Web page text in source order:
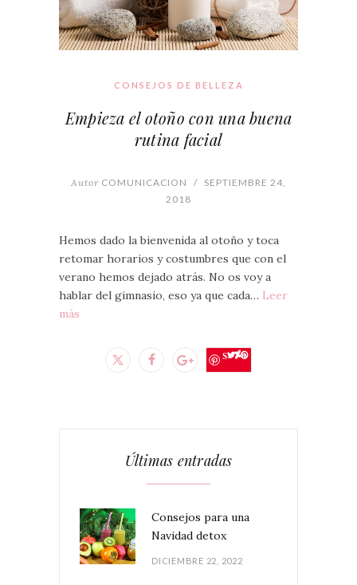
CONSEJOS DE BELLEZA
Empieza el otoño con una buena
rutina facial
Autor COMUNICACION / SEPTIEMBRE 24,
2018
Hemos dado la bienvenida al otoño y toca
retomar horarios y costumbres que con el
verano hemos dejado atrás. No os voy a
hablar del gimnasio, eso ya que cada… Leer
más
Save
Últimas entradas
Consejos para una
Navidad detox
DICIEMBRE 22, 2022